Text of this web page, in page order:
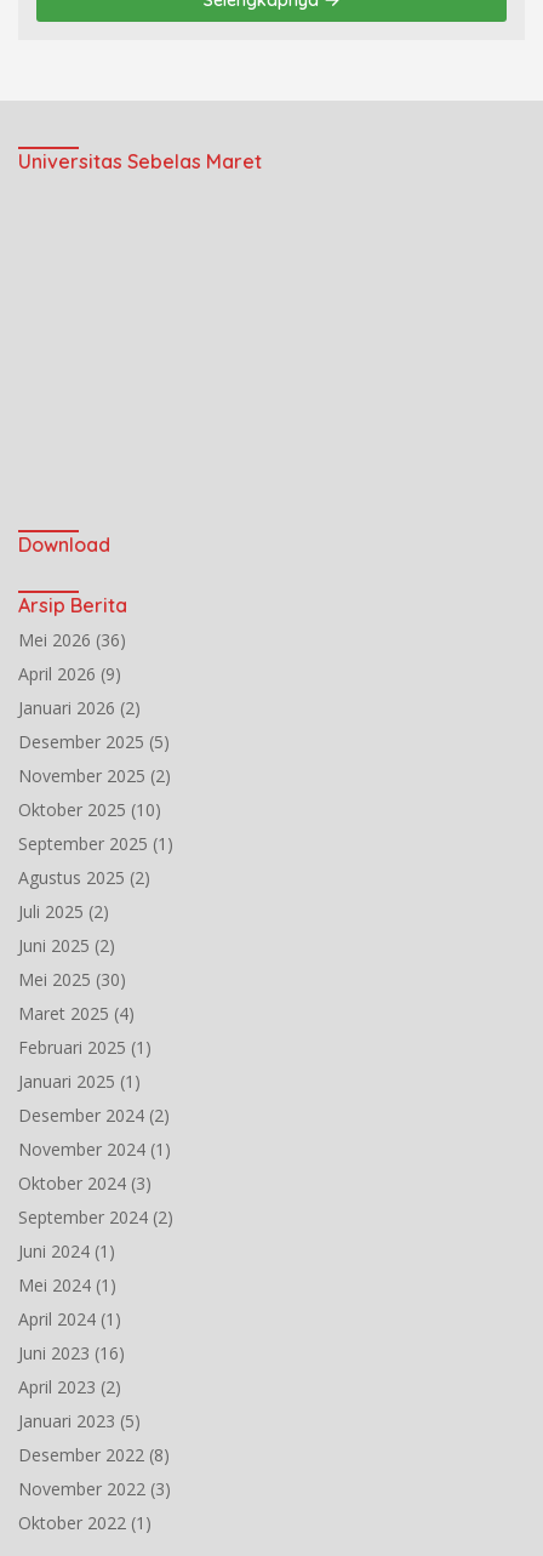
Universitas Sebelas Maret
Download
Arsip Berita
Mei 2026 (36)
April 2026 (9)
Januari 2026 (2)
Desember 2025 (5)
November 2025 (2)
Oktober 2025 (10)
September 2025 (1)
Agustus 2025 (2)
Juli 2025 (2)
Juni 2025 (2)
Mei 2025 (30)
Maret 2025 (4)
Februari 2025 (1)
Januari 2025 (1)
Desember 2024 (2)
November 2024 (1)
Oktober 2024 (3)
September 2024 (2)
Juni 2024 (1)
Mei 2024 (1)
April 2024 (1)
Juni 2023 (16)
April 2023 (2)
Januari 2023 (5)
Desember 2022 (8)
November 2022 (3)
Oktober 2022 (1)